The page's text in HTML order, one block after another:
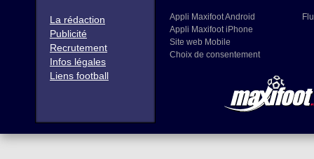
La rédaction
Publicité
Recrutement
Infos légales
Liens football
Appli Maxifoot Android
Appli Maxifoot iPhone
Site web Mobile
Choix de consentement